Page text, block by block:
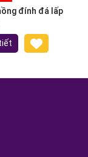
đính đá lấp